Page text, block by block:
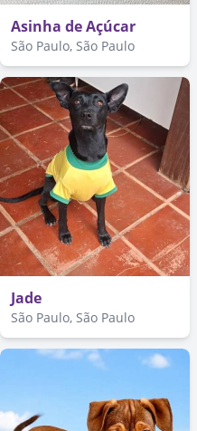
Asinha de Açúcar
São Paulo, São Paulo
Jade
São Paulo, São Paulo